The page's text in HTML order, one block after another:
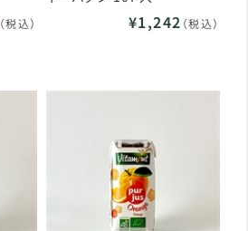
（税込） ¥1,242 （税込）